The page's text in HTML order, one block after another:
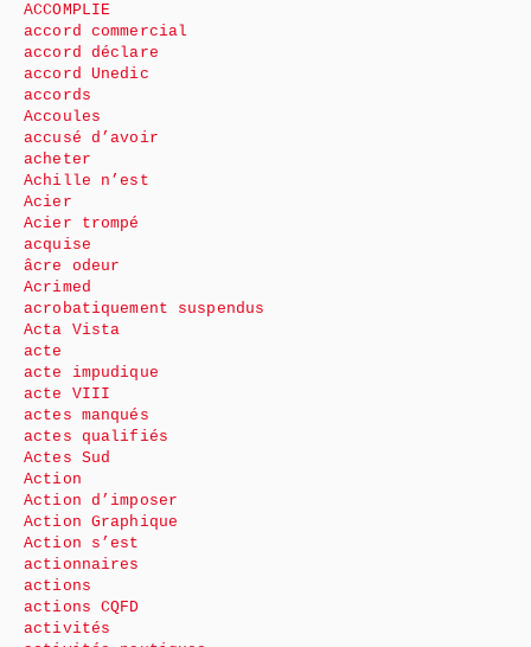
ACCOMPLIE
accord commercial
accord déclare
accord Unedic
accords
Accoules
accusé d’avoir
acheter
Achille n’est
Acier
Acier trompé
acquise
âcre odeur
Acrimed
acrobatiquement suspendus
Acta Vista
acte
acte impudique
acte VIII
actes manqués
actes qualifiés
Actes Sud
Action
Action d’imposer
Action Graphique
Action s’est
actionnaires
actions
actions CQFD
activités